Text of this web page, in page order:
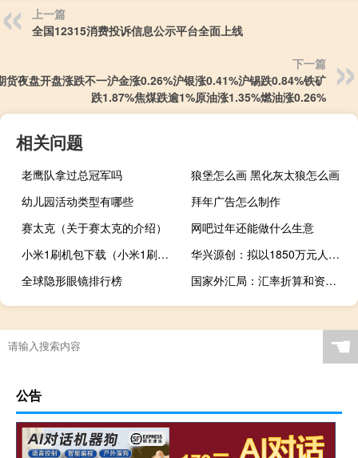
上一篇
全国12315消费投诉信息公示平台全面上线
下一篇
货夜盘开盘涨跌不一沪金涨0.26%沪银涨0.41%沪锡跌0.84%铁矿
跌1.87%焦煤跌逾1%原油涨1.35%燃油涨0.26%
相关问题
老鹰队拿过总冠军吗
狼堡怎么画 黑化灰太狼怎么画
幼儿园活动类型有哪些
拜年广告怎么制作
赛太克（关于赛太克的介绍）
网吧过年还能做什么生意
小米1刷机包下载（小米1刷机）
华兴源创：拟以1850万元人民币入伙并参与投资凯风创芯基金
全球隐形眼镜排行榜
国家外汇局：汇率折算和资产价格变化等因素综合作用8月外汇储备规模下降
☚
公告